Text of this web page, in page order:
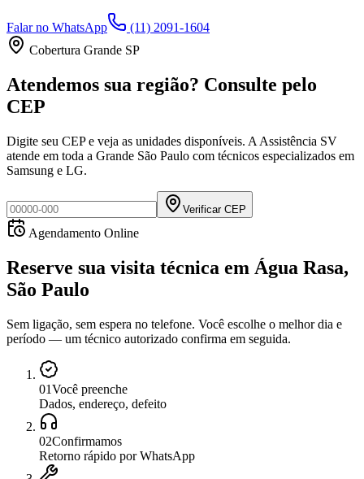
Falar no WhatsApp
(11) 2091-1604
Cobertura Grande SP
Atendemos sua região? Consulte pelo
CEP
Digite seu CEP e veja as unidades disponíveis. A Assistência SV
atende em toda a Grande São Paulo com técnicos especializados em
Samsung e LG.
Verificar CEP
Agendamento Online
Reserve sua visita técnica em Água Rasa,
São Paulo
Sem ligação, sem espera no telefone. Você escolhe o melhor dia e
período — um técnico autorizado confirma em seguida.
01Você preenche
Dados, endereço, defeito
02Confirmamos
Retorno rápido por WhatsApp